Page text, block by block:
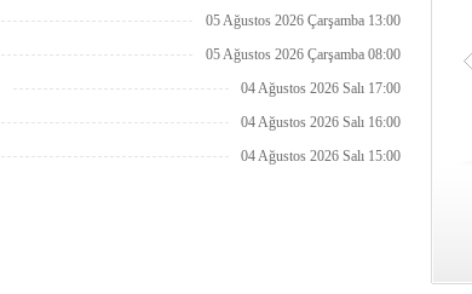
05 Ağustos 2026 Çarşamba 13:00
05 Ağustos 2026 Çarşamba 08:00
04 Ağustos 2026 Salı 17:00
04 Ağustos 2026 Salı 16:00
04 Ağustos 2026 Salı 15:00